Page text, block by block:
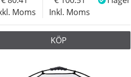
Moms
Inkl. Moms
KÖP